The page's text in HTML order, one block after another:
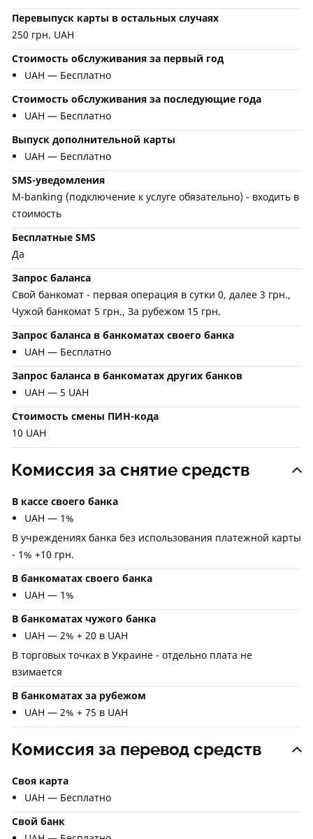
Перевыпуск карты в остальных случаях
250 грн. UAH
Стоимость обслуживания за первый год
UAH — Бесплатно
Стоимость обслуживания за последующие года
UAH — Бесплатно
Выпуск дополнительной карты
UAH — Бесплатно
SMS-уведомления
M-banking (подключение к услуге обязательно) - входить в
стоимость
Бесплатные SMS
Да
Запрос баланса
Свой банкомат - первая операция в сутки 0, далее 3 грн.,
Чужой банкомат 5 грн., За рубежом 15 грн.
Запрос баланса в банкоматах своего банка
UAH — Бесплатно
Запрос баланса в банкоматах других банков
UAH — 5 UAH
Стоимость смены ПИН-кода
10 UAH
Комиссия за снятие средств
В кассе своего банка
UAH — 1%
В учреждениях банка без использования платежной карты
- 1% +10 грн.
В банкоматах своего банка
UAH — 1%
В банкоматах чужого банка
UAH — 2% + 20 в UAH
В торговых точках в Украине - отдельно плата не
взимается
В банкоматах за рубежом
UAH — 2% + 75 в UAH
Комиссия за перевод средств
Своя карта
UAH — Бесплатно
Свой банк